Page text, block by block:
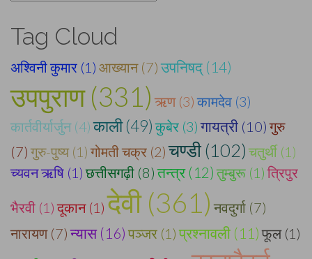
Tag Cloud
अश्विनी कुमार (1) आख्यान (7) उपनिषद् (14)
उपपुराण (331) ऋण (3) कामदेव (3)
कार्तवीर्यार्जुन (4) काली (49) कुबेर (3) गायत्री (10) गुरु
(7) गुरु-पुष्य (1) गोमती चक्र (2) चण्डी (102) चतुर्थी (1)
च्यवन ऋषि (1) छत्तीसगढ़ी (8) तन्त्र (12) तुम्बुरू (1) त्रिपुर
भैरवी (1) दूकान (1) देवी (361) नवदुर्गा (7)
नारायण (7) न्यास (16) पञ्जर (1) प्रश्नावली (11) फूल (1)